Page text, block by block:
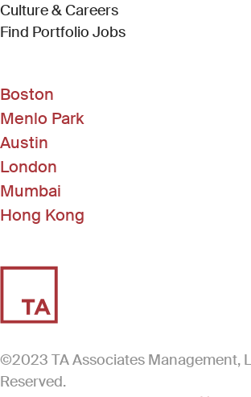
Culture & Careers
Find Portfolio Jobs(Link opens in new
Boston
Menlo Park
Austin
London
Mumbai
Hong Kong
©2023 TA Associates Management,
Reserved.